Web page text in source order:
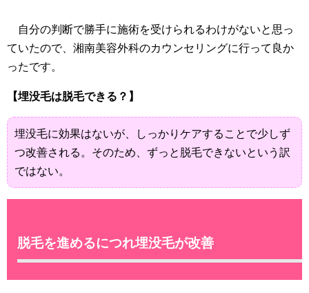
自分の判断で勝手に施術を受けられるわけがないと思っ
ていたので、湘南美容外科のカウンセリングに行って良か
ったです。
【埋没毛は脱毛できる？】
埋没毛に効果はないが、しっかりケアすることで少しず
つ改善される。そのため、ずっと脱毛できないという訳
ではない。
脱毛を進めるにつれ埋没毛が改善